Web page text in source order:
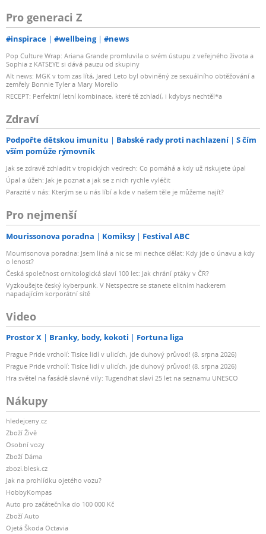
Pro generaci Z
#inspirace #wellbeing #news
Pop Culture Wrap: Ariana Grande promluvila o svém ústupu z veřejného života a
Sophia z KATSEYE si dává pauzu od skupiny
Alt news: MGK v tom zas lítá, Jared Leto byl obviněný ze sexuálního obtěžování a
zemřely Bonnie Tyler a Mary Morello
RECEPT: Perfektní letní kombinace, které tě zchladí, i kdybys nechtěl*a
Zdraví
Podpořte dětskou imunitu Babské rady proti nachlazení
S čím
vším pomůže rýmovník
Jak se zdravě zchladit v tropických vedrech: Co pomáhá a kdy už riskujete úpal
Úpal a úžeh: Jak je poznat a jak se z nich rychle vyléčit
Parazité v nás: Kterým se u nás líbí a kde v našem těle je můžeme najít?
Pro nejmenší
Mourissonova poradna Komiksy Festival ABC
Mourrisonova poradna: Jsem líná a nic se mi nechce dělat: Kdy jde o únavu a kdy
o lenost?
Česká společnost ornitologická slaví 100 let: Jak chrání ptáky v ČR?
Vyzkoušejte český kyberpunk. V Netspectre se stanete elitním hackerem
napadajícím korporátní sítě
Video
Prostor X Branky, body, kokoti Fortuna liga
Prague Pride vrcholí: Tisíce lidí v ulicích, jde duhový průvod! (8. srpna 2026)
Prague Pride vrcholí: Tisíce lidí v ulicích, jde duhový průvod! (8. srpna 2026)
Hra světel na fasádě slavné vily: Tugendhat slaví 25 let na seznamu UNESCO
Nákupy
hledejceny.cz
Zboží Živě
Osobní vozy
Zboží Dáma
zbozi.blesk.cz
Jak na prohlídku ojetého vozu?
HobbyKompas
Auto pro začátečníka do 100 000 Kč
Zboží Auto
Ojetá Škoda Octavia